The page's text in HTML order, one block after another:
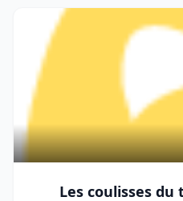
Les coulisses du